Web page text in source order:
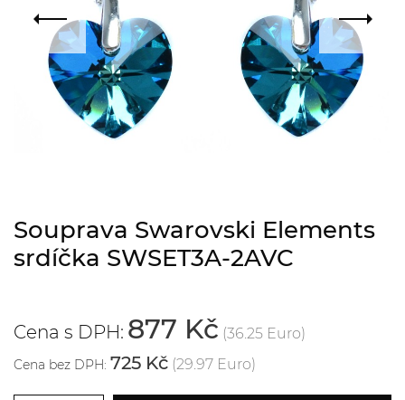
Souprava Swarovski Elements
srdíčka SWSET3A-2AVC
Cena s DPH: 877 Kč (36.25 Euro)
Cena bez DPH: 725 Kč (29.97 Euro)